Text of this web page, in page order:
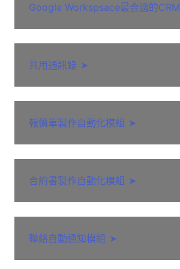
Google Workspsace最合適的CRM
共用通訊錄 ➤
報價單製作自動化模組 ➤
合約書製作自動化模組 ➤
聯絡自動通知模組 ➤